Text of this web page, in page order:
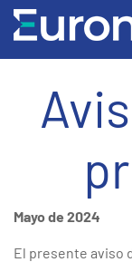
Mayo de 2024
El presente aviso